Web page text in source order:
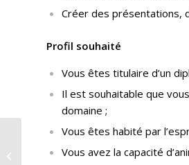
Créer des présentations,
Profil souhaité
Vous êtes titulaire d’un
Il est souhaitable que
domaine ;
Vous êtes habité par
Vous avez la capacité
En route pour une